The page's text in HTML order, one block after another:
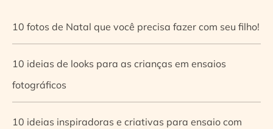
10 fotos de Natal que você precisa fazer com seu filho!
10 ideias de looks para as crianças em ensaios
fotográficos
10 ideias inspiradoras e criativas para ensaio com